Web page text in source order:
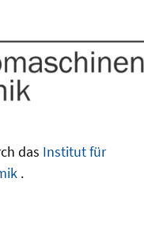
das Institut für
.